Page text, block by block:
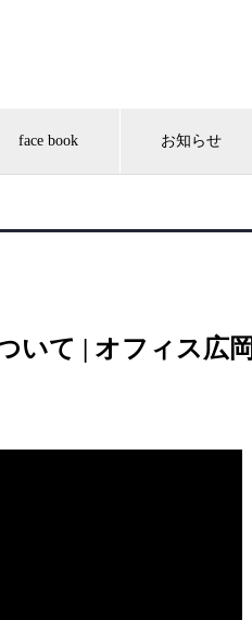
face book お知らせ
いて | オフィス広岡